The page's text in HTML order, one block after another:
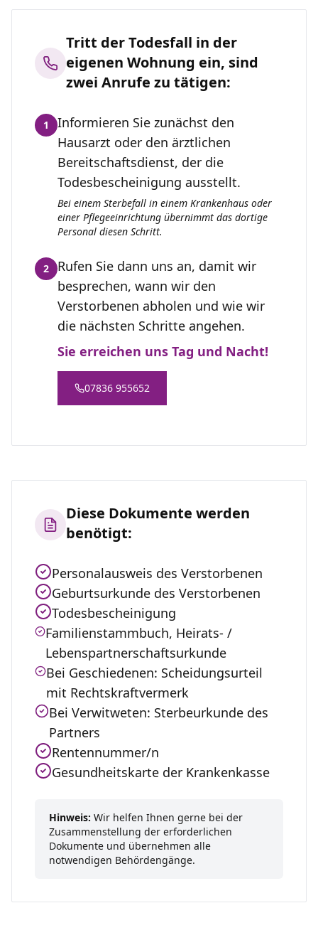
Tritt der Todesfall in der
eigenen Wohnung ein, sind
zwei Anrufe zu tätigen:
1
Informieren Sie zunächst den
Hausarzt oder den ärztlichen
Bereitschaftsdienst, der die
Todesbescheinigung ausstellt.
Bei einem Sterbefall in einem Krankenhaus oder
einer Pflegeeinrichtung übernimmt das dortige
Personal diesen Schritt.
2
Rufen Sie dann uns an, damit wir
besprechen, wann wir den
Verstorbenen abholen und wie wir
die nächsten Schritte angehen.
Sie erreichen uns Tag und Nacht!
07836 955652
Diese Dokumente werden
benötigt:
Personalausweis des Verstorbenen
Geburtsurkunde des Verstorbenen
Todesbescheinigung
Familienstammbuch, Heirats- /
Lebenspartnerschaftsurkunde
Bei Geschiedenen: Scheidungsurteil
mit Rechtskraftvermerk
Bei Verwitweten: Sterbeurkunde des
Partners
Rentennummer/n
Gesundheitskarte der Krankenkasse
Hinweis: Wir helfen Ihnen gerne bei der
Zusammenstellung der erforderlichen
Dokumente und übernehmen alle
notwendigen Behördengänge.